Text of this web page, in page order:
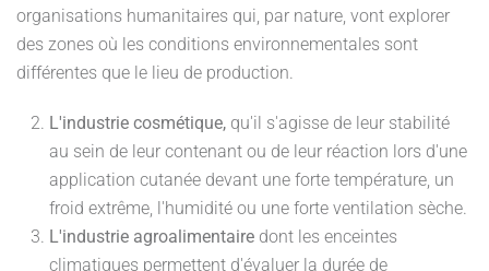
organisations humanitaires qui, par nature, vont explorer
des zones où les conditions environnementales sont
différentes que le lieu de production.
L'industrie cosmétique, qu'il s'agisse de leur stabilité
au sein de leur contenant ou de leur réaction lors d'une
application cutanée devant une forte température, un
froid extrême, l'humidité ou une forte ventilation sèche.
L'industrie agroalimentaire dont les enceintes
climatiques permettent d'évaluer la durée de